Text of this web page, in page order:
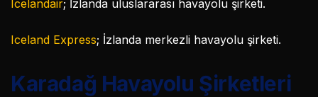
Icelandair; İzlanda uluslararası havayolu şirketi.
Iceland Express; İzlanda merkezli havayolu şirketi.
Karadağ Havayolu Şirketleri